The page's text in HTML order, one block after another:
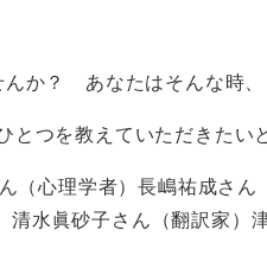
か？ あなたはそんな時
つを教えていただきたい
心理学者）長嶋祐成さ
水眞砂子さん（翻訳家）